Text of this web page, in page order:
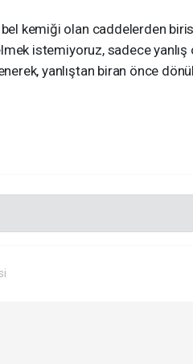
bel kemiği olan caddelerden
istemiyoruz, sadece yanlış
yanlıştan biran önce